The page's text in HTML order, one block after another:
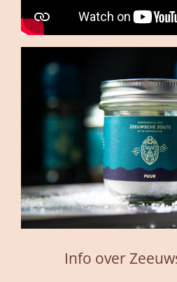
Info over